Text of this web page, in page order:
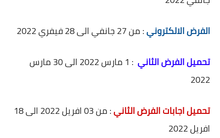
الفرض الالكتروني: من 27 جانفي الى 28 فيفري 2022
تحميل الفرض الثاني
: 1 مارس 2022 الى 30 مارس
2022
تحميل اجابات الفرض الثاني
: من 03 افريل 2022 الى 18
افريل 2022